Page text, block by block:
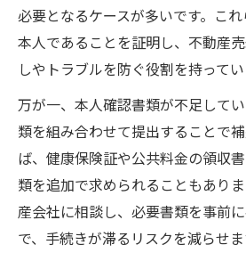
必要となるケースが多いです。こ
本人であることを証明し、不動産
しやトラブルを防ぐ役割を持ってい
万が一、本人確認書類が不足して
類を組み合わせて提出することで
ば、健康保険証や公共料金の領収
類を追加で求められることもあり
産会社に相談し、必要書類を事前
で、手続きが滞るリスクを減らせま